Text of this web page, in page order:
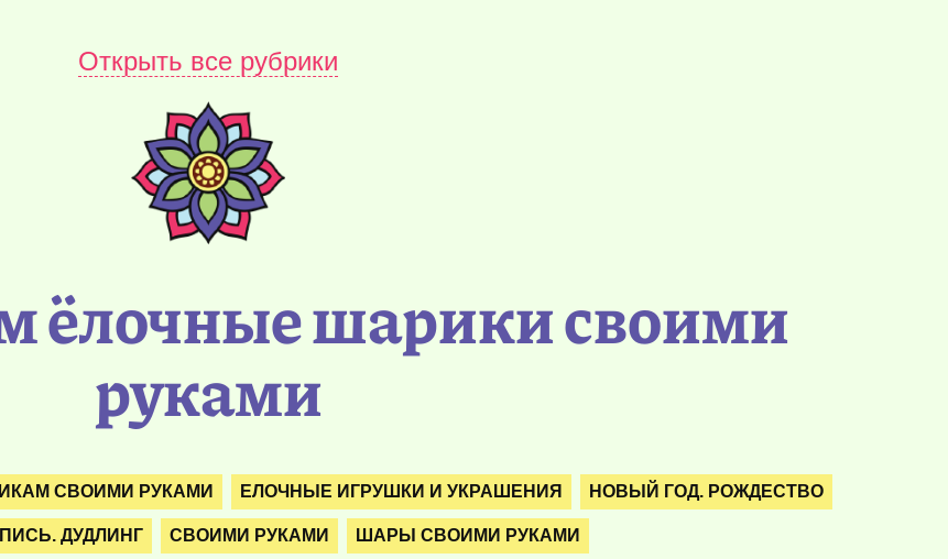
Открыть все рубрики
ёлочные шарики своими
руками
СВОИМИ РУКАМИ ЕЛОЧНЫЕ ИГРУШКИ И УКРАШЕНИЯ НОВЫЙ ГОД. РОЖДЕСТВО
ДУДЛИНГ СВОИМИ РУКАМИ ШАРЫ СВОИМИ РУКАМИ